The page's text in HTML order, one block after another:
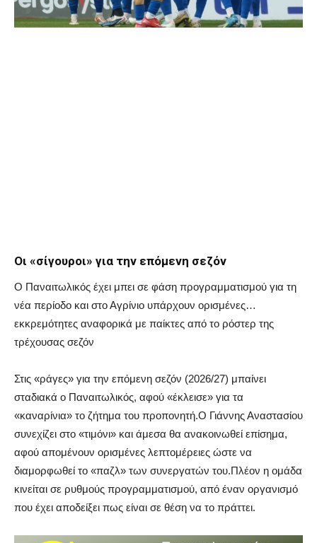
Οι «σίγουροι» για την επόμενη σεζόν
Ο Παναιτωλικός έχει μπει σε φάση προγραμματισμού για τη
νέα περίοδο και στο Αγρίνιο υπάρχουν ορισμένες…
εκκρεμότητες αναφορικά με παίκτες από το ρόστερ της
τρέχουσας σεζόν
Στις «ράγες» για την επόμενη σεζόν (2026/27) μπαίνει
σταδιακά ο Παναιτωλικός, αφού «έκλεισε» για τα
«καναρίνια» το ζήτημα του προπονητή.Ο Γιάννης Αναστασίου
συνεχίζει στο «τιμόνι» και άμεσα θα ανακοινωθεί επίσημα,
αφού απομένουν ορισμένες λεπτομέρειες ώστε να
διαμορφωθεί το «παζλ» των συνεργατών του.Πλέον η ομάδα
κινείται σε ρυθμούς προγραμματισμού, από έναν οργανισμό
που έχει αποδείξει πως είναι σε θέση να το πράττει.